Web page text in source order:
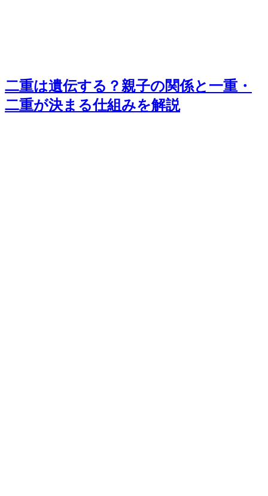
二重は遺伝する？親子の関係と一重・
二重が決まる仕組みを解説